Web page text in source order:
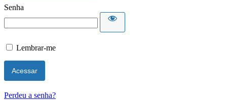
Senha
Lembrar-me
Perdeu a senha?